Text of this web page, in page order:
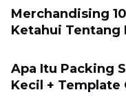
Merchandising
Ketahui
Apa Itu Packing
Kecil + Template